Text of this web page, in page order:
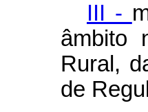
III -
âmbito
Rural,
de